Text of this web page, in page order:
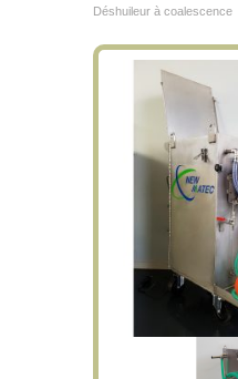
Déshuileur à coalescence